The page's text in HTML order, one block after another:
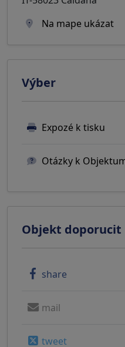
Na mape ukázat
Výber
Expozé k tisku
Otázky k
Objekt doporucit
share
mail
tweet